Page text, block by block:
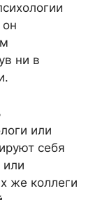
ни в
или
себя
или
же коллеги